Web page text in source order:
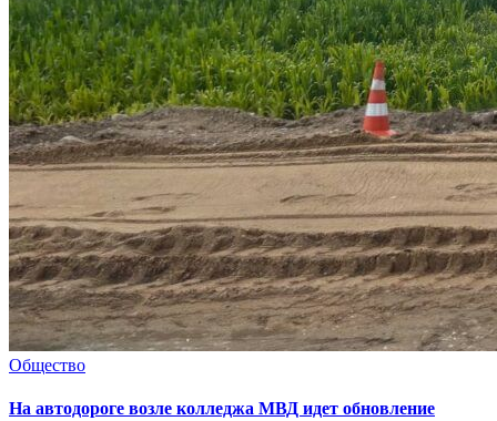
Общество
На автодороге возле колледжа МВД идет обновление